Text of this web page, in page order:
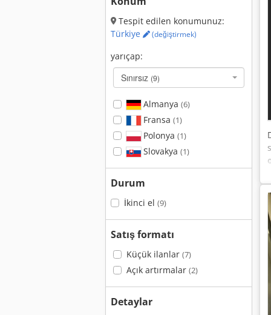
Tespit edilen konumunuz:
Türkiye
(değiştirmek)
yarıçap:
Sınırsız (9)
Almanya (6)
Fransa (1)
Polonya (1)
Slovakya (1)
Durum
İkinci el (9)
Satış formatı
Küçük ilanlar (7)
Açık artırmalar (2)
Detaylar